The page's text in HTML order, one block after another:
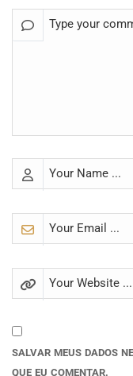
SALVAR MEUS DADOS
QUE EU COMENTAR.